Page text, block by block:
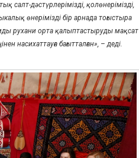
салт-дәстүрлерімізді, қолөнерімізді,
өнерімізді бір арнада тоғыстыра
рухани орта қалыптастыруды мақсат
насихаттауға бағытталған», – деді.